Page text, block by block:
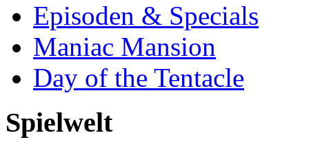
Episoden & Specials
Maniac Mansion
Day of the Tentacle
Spielwelt